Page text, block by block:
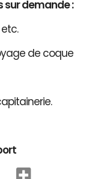
sur demande :
de coque